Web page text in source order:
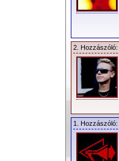
2. Hozzászóló:
1. Hozzászóló: